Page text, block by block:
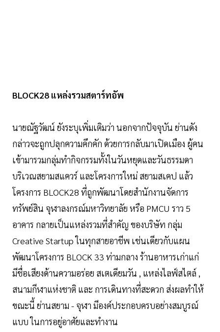
BLOCK28 แหล่งรวมสตาร์ทอัพ
นายณัฐวัฒน์ ยังระบุเพิ่มเติมว่า นอกจากปัจจุบัน ย่านดัง
กล่าวจะถูกปลุกความคึกคัก ด้วยการกลับมาเปิดเมือง ผู้คน
เข้ามารวมกลุ่มทำกิจกรรมทั้งในวันหยุดและวันธรรมดา
บริเวณสยามสแควร์ และโครงการใหม่ สยามสเคป แล้ว
โครงการ BLOCK28 ที่ถูกพัฒนาโดยสำนักงานจัดการ
ทรัพย์สิน จุฬาลงกรณ์มหาวิทยาลัย หรือ PMCU ราว 5
อาคาร กลายเป็นแหล่งรวมที่สำคัญ ของบริษัท กลุ่ม
Creative Startup ในทุกสายอาชีพ เช่นเดียวกับแผน
พัฒนาโครงการ BLOCK 33 ท่ามกลาง ร้านอาหารเก่าแก่
มีชื่อเสียงด้านความอร่อย สเตเดียมวัน , แหล่งไลฟ์สไตล์ ,
สนามกีฬาแห่งชาติ และ การเดินทางที่สะดวก ส่งผลทำให้
ขณะนี้ ย่านสยาม - จุฬา มีองค์ประกอบครบอย่างสมบูรณ์
แบบ ในการอยู่อาศัยและทำงาน